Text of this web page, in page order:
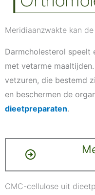
Meridiaanzwakte kan
Darmcholesterol speelt
met vetarme
vetzuren, die bestemd
en beschermen de
dieetpreparaten.
CMC-cellulose uit